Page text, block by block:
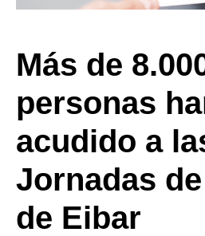
Más de
personas
acudido a
Jornadas
de Eibar